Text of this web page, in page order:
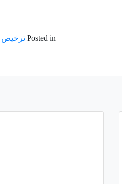
Posted in ترخیص